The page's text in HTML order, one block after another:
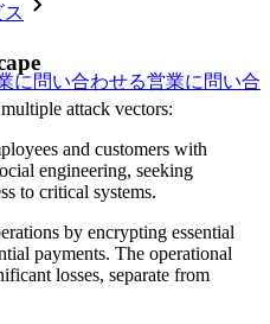
に問い合わせる営業に問い合
attack vectors:
and customers with
engineering, seeking
to critical systems.
by encrypting essential
payments. The operational
losses, separate from